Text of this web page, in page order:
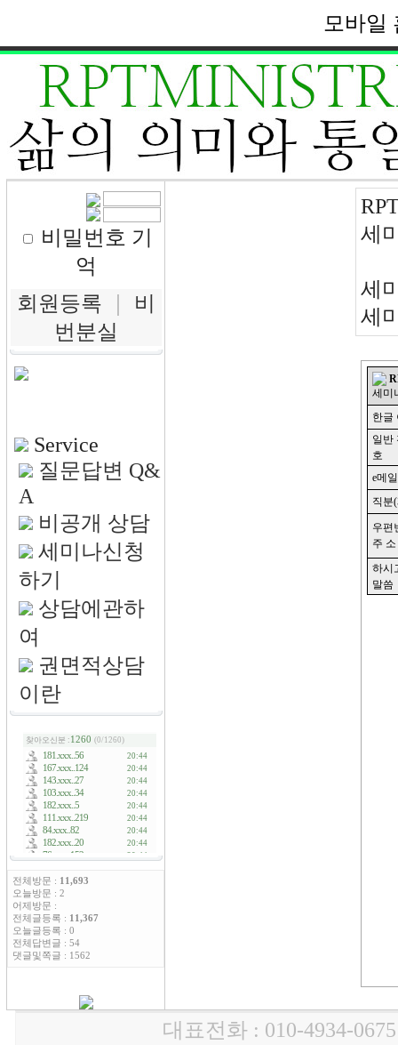
모바일
비밀번호 기
억
회원등록
비
번분실
Service
질문답변 Q&
A
비공개 상담
세미나신청
하기
상담에관하
여
권면적상담
이란
전체방문 : 11,693
오늘방문 : 2
어제방문 :
전체글등록 : 11,367
오늘글등록 : 0
전체답변글 : 54
댓글및쪽글 : 1562
세
세
세
대표전화 : 010-4934-